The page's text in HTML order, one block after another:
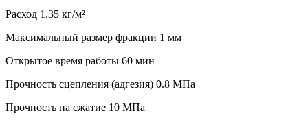
Расход 1.35 кг/м²
Максимальный размер фракции 1 мм
Открытое время работы 60 мин
Прочность сцепления (адгезия) 0.8 МПа
Прочность на сжатие 10 МПа